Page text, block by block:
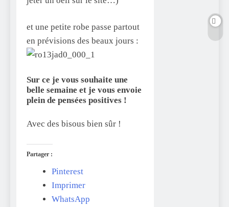
et une petite robe passe partout
en prévisions des beaux jours :
Sur ce je vous souhaite une
belle semaine et je vous envoie
plein de pensées positives !
Avec des bisous bien sûr !
Partager :
Pinterest
Imprimer
WhatsApp